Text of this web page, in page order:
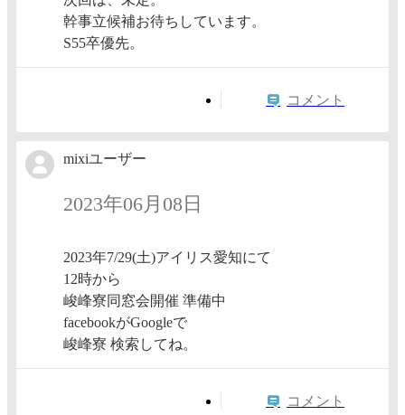
幹事立候補お待ちしています。
S55卒優先。
コメント
mixiユーザー
2023年06月08日
2023年7/29(土)アイリス愛知にて
12時から
峻峰寮同窓会開催 準備中
facebookがGoogleで
峻峰寮 検索してね。
コメント